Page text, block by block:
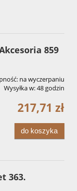
859
na wyczerpaniu
Wysyłka w:48 godzin
217,71 zł
do koszyka
363.